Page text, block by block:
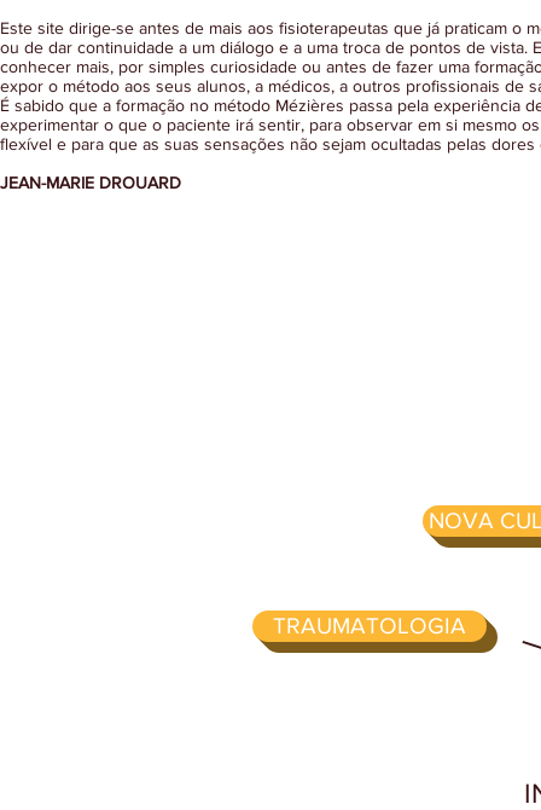
Este site dirige-se antes de mais aos fisioterapeutas que já praticam o
ou de dar continuidade a um diálogo e a uma troca de pontos de vista.
conhecer mais, por simples curiosidade ou antes de fazer uma
expor o método aos seus alunos, a médicos, a outros profissionais de
É sabido que a formação no método Mézières passa pela experiência
experimentar o que o paciente irá sentir, para observar em si mesmo
flexível e para que as suas sensações não sejam ocultadas pelas
JEAN-MARIE DROUARD
NOVA
TRAUMATOLOGIA